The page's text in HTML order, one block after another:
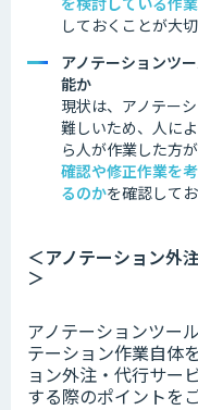
しておくことが大切
アノテーションツ
能か
現状は、アノテー
難しいため、人に
ら人が作業した方
確認や修正作業を
るのかを確認して
＜アノテーション外
＞
アノテーションツー
テーション作業自体
ョン外注・代行サー
する際のポイントを